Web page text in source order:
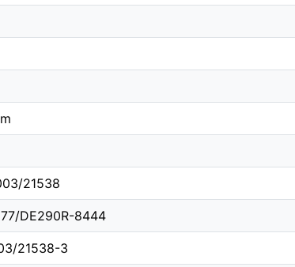
21538
DE290R-8444
21538-3